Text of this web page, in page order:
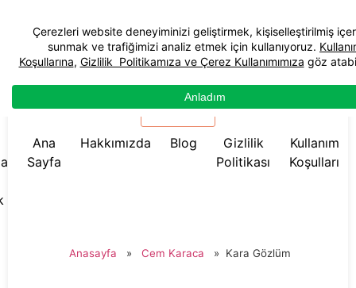
☰ Menü
Ana
Sayfa
Hakkımızda Blog
Gizlilik
Politikası
Kullanım
Koşulları
Anasayfa » Cem Karaca » Kara Gözlüm